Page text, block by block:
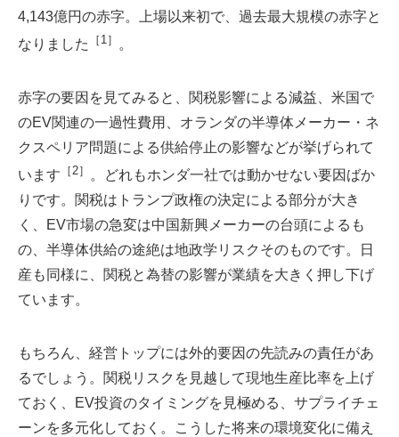
4,143億円の赤字。上場以来初で、過去最大規模の赤字と
なりました
［1］ 。
赤字の要因を見てみると、関税影響による減益、米国で
のEV関連の一過性費用、オランダの半導体メーカー・ネ
クスペリア問題による供給停止の影響などが挙げられて
います ［2］ 。どれもホンダ一社では動かせない要因ばか
りです。関税はトランプ政権の決定による部分が大き
く、EV市場の急変は中国新興メーカーの台頭によるも
の、半導体供給の途絶は地政学リスクそのものです。日
産も同様に、関税と為替の影響が業績を大きく押し下げ
ています。
もちろん、経営トップには外的要因の先読みの責任があ
るでしょう。関税リスクを見越して現地生産比率を上げ
ておく、EV投資のタイミングを見極める、サプライチェ
ーンを多元化しておく。こうした将来の環境変化に備え